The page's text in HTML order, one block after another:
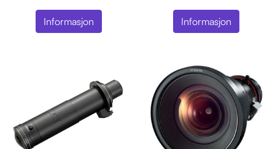
Informasjon Informasjon